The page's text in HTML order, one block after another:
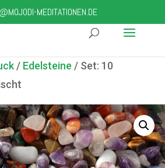
MEDITATIONEN.DE
/ Edelsteine / Set: 10